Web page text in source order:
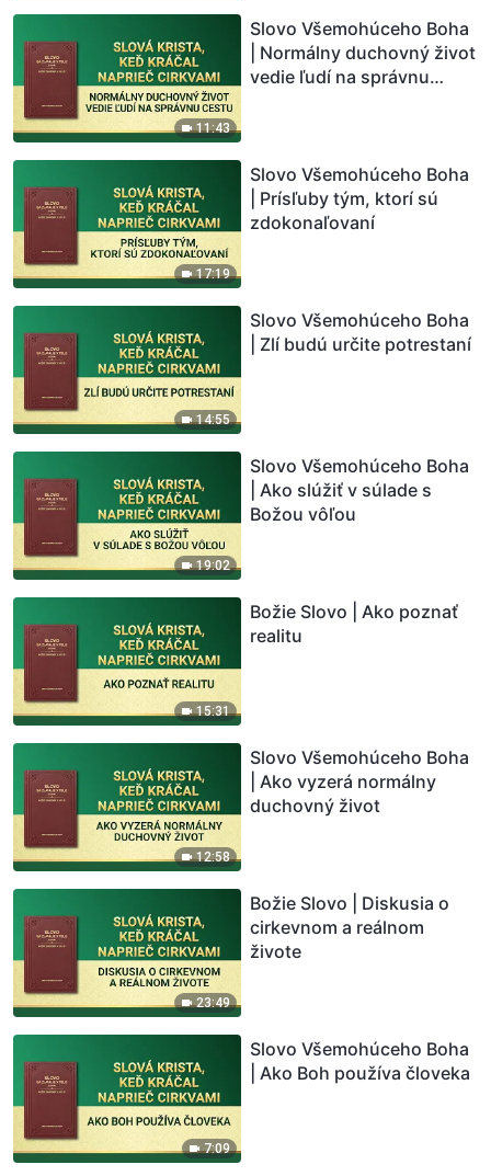
11:43
Slovo Všemohúceho Boha
| Normálny duchovný život
vedie ľudí na správnu
17:19
Slovo Všemohúceho Boha
| Prísľuby tým, ktorí sú
zdokonaľovaní
14:55
Slovo Všemohúceho Boha
| Zlí budú určite potrestaní
19:02
Slovo Všemohúceho Boha
| Ako slúžiť v súlade s
Božou vôľou
15:31
Božie Slovo | Ako poznať
realitu
12:58
Slovo Všemohúceho Boha
| Ako vyzerá normálny
duchovný život
23:49
Božie Slovo | Diskusia o
cirkevnom a reálnom
živote
7:09
Slovo Všemohúceho Boha
| Ako Boh používa človeka